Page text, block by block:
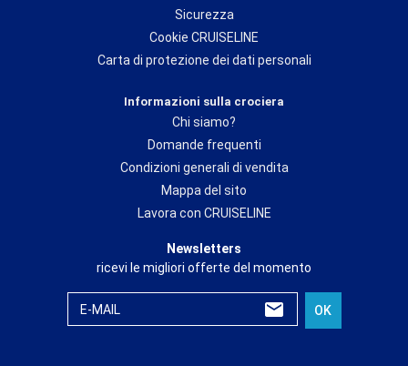
Sicurezza
Cookie CRUISELINE
Carta di protezione dei dati personali
Informazioni sulla crociera
Chi siamo?
Domande frequenti
Condizioni generali di vendita
Mappa del sito
Lavora con CRUISELINE
Newsletters
ricevi le migliori offerte del momento
E-MAIL OK